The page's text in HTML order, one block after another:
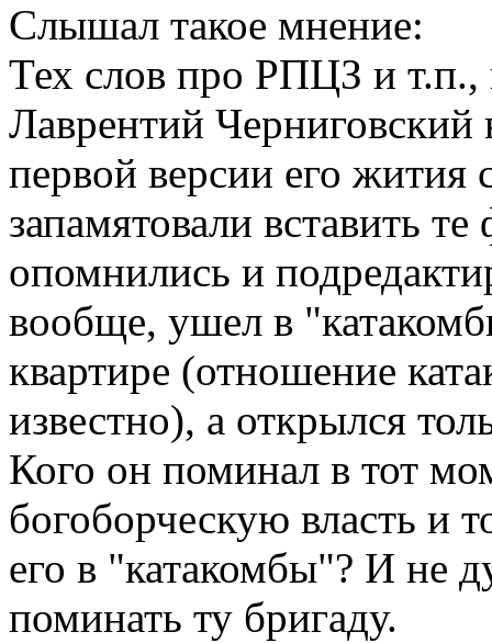
Слышал такое мнение:
Тех слов про РПЦЗ и
Лаврентий
первой версии его жития
запамятовали вставить
опомнились и
вообще, ушел в
квартире (отношение
известно), а открылся
Кого он поминал в тот
богоборческую власть и
его в "катакомбы"? И не
поминать ту бригаду.